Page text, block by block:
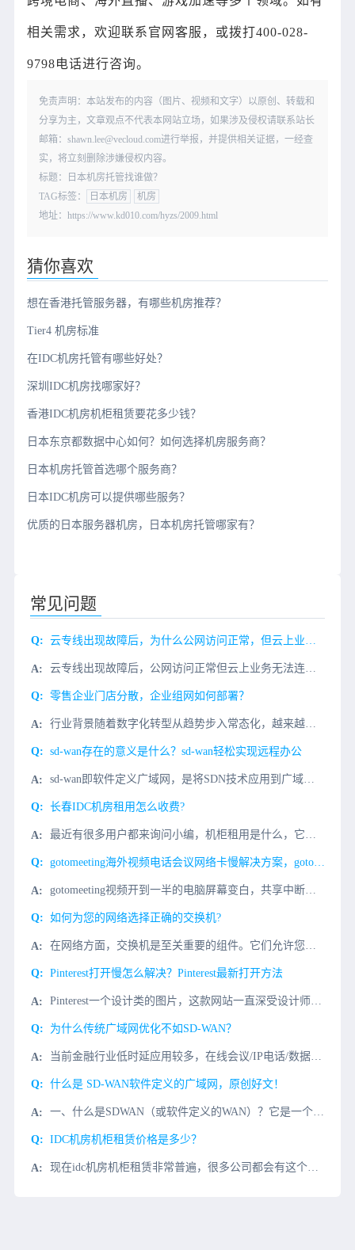
相关需求，欢迎联系官网客服，或拨打400-028-
9798电话进行咨询。
免责声明：本站发布的内容（图片、视频和文字）以原创、转载和
分享为主，文章观点不代表本网站立场，如果涉及侵权请联系站长
邮箱：shawn.lee@vecloud.com进行举报，并提供相关证据，一经查
实，将立刻删除涉嫌侵权内容。
标题：日本机房托管找谁做？
TAG标签：
日本机房
机房
地址：https://www.kd010.com/hyzs/2009.html
猜你喜欢
想在香港托管服务器，有哪些机房推荐？
Tier4 机房标准
在IDC机房托管有哪些好处？
深圳IDC机房找哪家好？
香港IDC机房机柜租赁要花多少钱？
日本东京都数据中心如何？如何选择机房服务商？
日本机房托管首选哪个服务商？
日本IDC机房可以提供哪些服务？
优质的日本服务器机房，日本机房托管哪家有？
常见问题
云专线出现故障后，公网访问正常但云上业务无法连接，这个现象在运维工作中很常见。根本原因在于公网和专线走的是两条完全独立的网络路径，它们的路由表、网关设备和访问控制策略都是隔离的。专线断了，只影响专线这
零售企业门店分散，企业组网如何部署？
行业背景随着数字化转型从趋势步入常态化，越来越多的零售企业深刻领会到新技术对行业的重塑力量。对零售企业而言，在数字化与智能化过程中，需对新零售实现的基础（网络）进行规划与实施，以实现总部与门店、门店与
sd-wan存在的意义是什么？sd-wan轻松实现远程办公
sd-wan即软件定义广域网，是将SDN技术应用到广域网场景中所形成的一种服务，这种服务用于连接广阔地理范围的企业网络、数据中心、互联网应用及云服务。通过sd-wan不仅可以简化网络管理、部署，还能使
长春IDC机房租用怎么收费?
gotomeeting海外视频电话会议网络卡慢解决方案，gotomeeting视频专线
gotomeeting视频开到一半的电脑屏幕变白，共享中断，视频掉线，模糊，主要是网络问题，gotomeeting视频会议对端服务器在国外欧美等国家，服务器数据传输缓慢，有丢包的原因。解决gotome...
如何为您的网络选择正确的交换机?
Pinterest打开慢怎么解决？Pinterest最新打开方法
为什么传统广域网优化不如SD-WAN？
当前金融行业低时延应用较多，在线会议/IP电话/数据库等实时同步业务，对传统网络提出了更高的质量要求，企业在应对时往往只能选择运营商提供专线链路来保障业务。出现大量灵活与及时性更高场景，企业布署在各地
什么是 SD-WAN软件定义的广域网，原创好文！
一、什么是SDWAN（或软件定义的WAN）？它是一个软件定义的广域网(SDWAN)，是一个从其硬件中抽象出来的网络，创建了一个虚拟化的网络覆盖。运营商可以远程管理和快速扩展这个覆盖范围，它可以跨越很远
IDC机房机柜租赁价格是多少？
现在idc机房机柜租赁非常普遍，很多公司都会有这个需求。所以在租赁idc机柜时，我们最好提前了解很多问题，比如idc机柜租金是多少，idc机柜租赁价格是多少？机柜租赁的时候，怎么收费？一般来说都是按照